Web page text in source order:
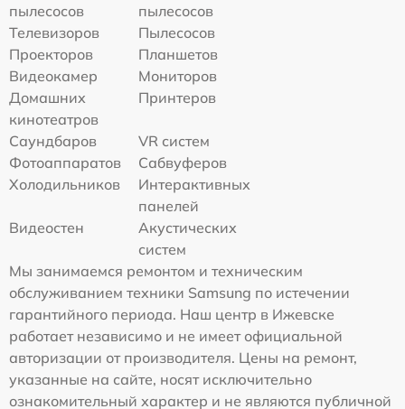
пылесосов
пылесосов
Телевизоров
Пылесосов
Проекторов
Планшетов
Видеокамер
Мониторов
Домашних
кинотеатров
Принтеров
Саундбаров
VR систем
Фотоаппаратов
Сабвуферов
Холодильников
Интерактивных
панелей
Видеостен
Акустических
систем
Мы занимаемся ремонтом и техническим
обслуживанием техники Samsung по истечении
гарантийного периода. Наш центр в Ижевске
работает независимо и не имеет официальной
авторизации от производителя. Цены на ремонт,
указанные на сайте, носят исключительно
ознакомительный характер и не являются публичной